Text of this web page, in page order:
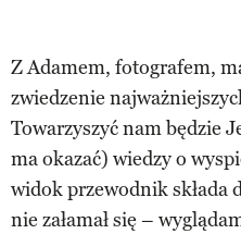
Z Adamem, fotografem,
zwiedzenie
Towarzyszyć nam będzie
ma okazać) wiedzy o
widok przewodnik składa
nie załamał się –